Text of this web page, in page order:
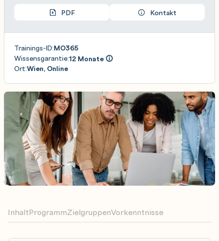
InhaltProgrammZielgruppenVorkenntnisse
PDF Kontakt
Trainings-ID:MO365
Wissensgarantie:12 Monate
Ort:Wien, Online